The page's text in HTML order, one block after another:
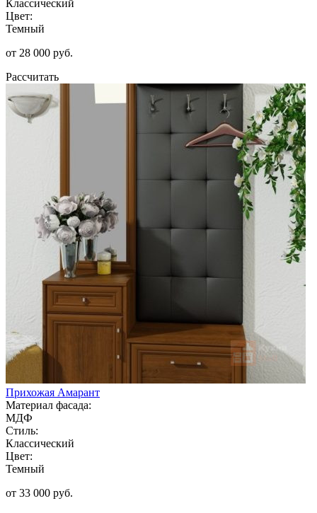
Классический
Цвет:
Темный
от 28 000 руб.
Рассчитать
Прихожая Амарант
Материал фасада:
МДФ
Стиль:
Классический
Цвет:
Темный
от 33 000 руб.